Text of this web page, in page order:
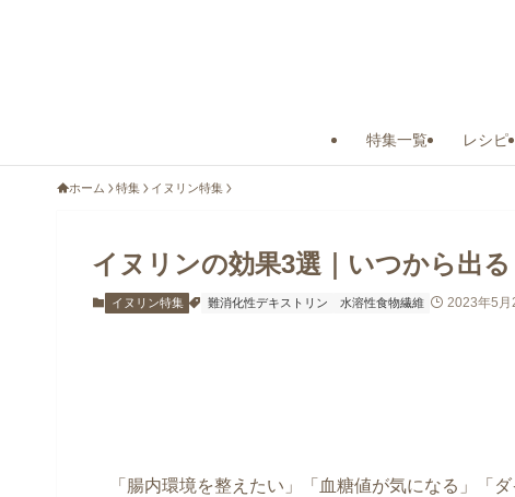
特集一覧 レシピ
ホーム 特集 イヌリン特集
イヌリンの効果3選｜いつから出
イヌリン特集 難消化性デキストリン 水溶性食物繊維 2023年5月
「腸内環境を整えたい」「血糖値が気になる」「